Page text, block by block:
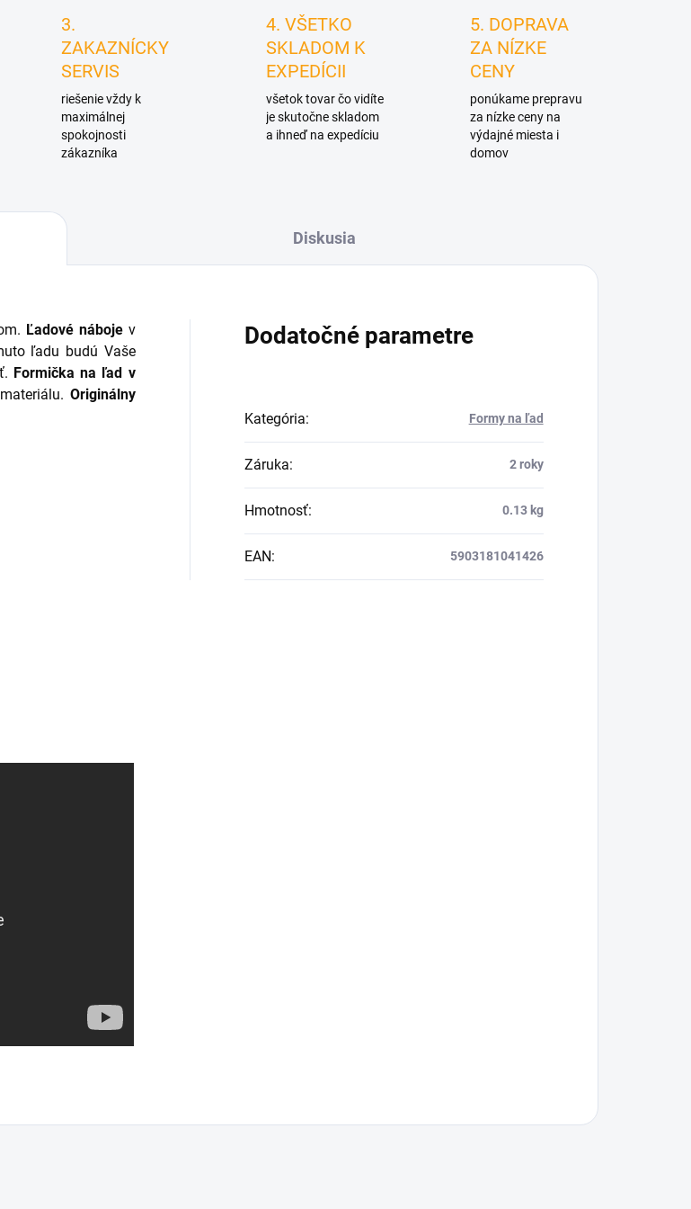
3.
ZAKAZNÍCKY
SERVIS
riešenie vždy k
maximálnej
spokojnosti
zákazníka
4. VŠETKO
SKLADOM K
EXPEDÍCII
všetok tovar čo vidíte
je skutočne skladom
a ihneď na expedíciu
5. DOPRAVA
ZA NÍZKE
CENY
ponúkame prepravu
za nízke ceny na
výdajné miesta i
domov
Diskusia
Ľadové nábojev
ľadu budú Vaše
Formička na ľad v
Originálny
Dodatočné parametre
Kategória: Formy na ľad
Záruka: 2 roky
Hmotnosť: 0.13 kg
EAN: 5903181041426